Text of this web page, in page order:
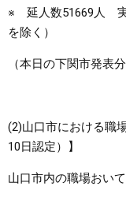
※ 延人数51669人 実
を除く）
（本日の下関市発表
(2)山口市における職
10日認定）】
山口市内の職場おい